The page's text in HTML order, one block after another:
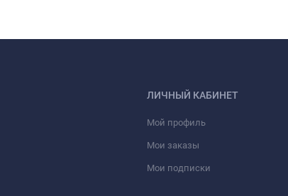
ЛИЧНЫЙ КАБИНЕТ
Мой профиль
Мои заказы
Мои подписки